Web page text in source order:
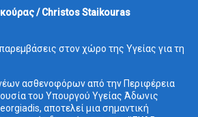
/ Christos Staikouras
στον χώρο της Υγείας για τη
ασθενοφόρων από την Περιφέρεια
του Υπουργού Υγείας Άδωνις
αποτελεί μια σημαντική